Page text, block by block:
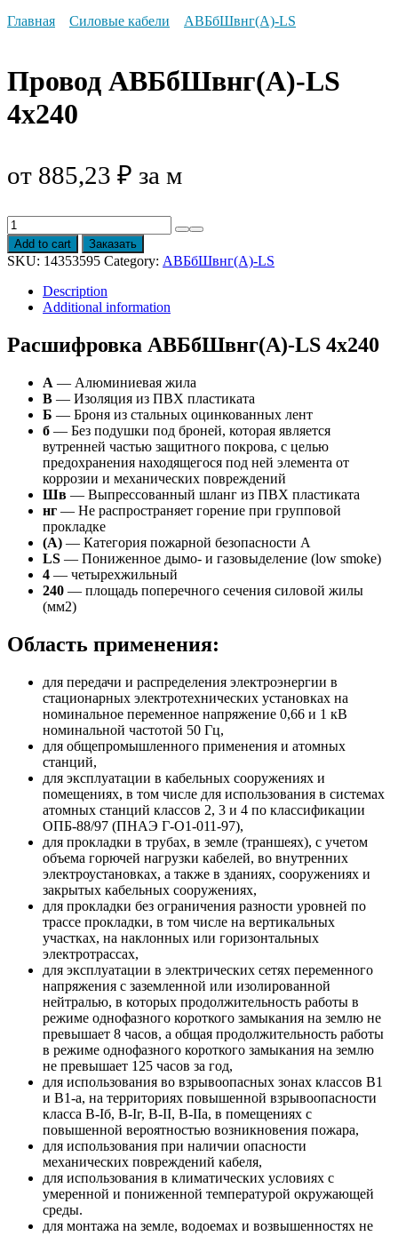
Главная
Силовые кабели АВБбШвнг(А)-LS
Провод АВБбШвнг(А)-LS
4х240
от 885,23 ₽ за м
Провод
АВБбШвнг(А)-
LS
4х240
quantity
Add to cart Заказать
SKU: 14353595 Category: АВБбШвнг(А)-LS
Description
Additional information
Расшифровка АВБбШвнг(А)-LS 4х240
А — Алюминиевая жила
В — Изоляция из ПВХ пластиката
Б — Броня из стальных оцинкованных лент
б — Без подушки под броней, которая является
вутренней частью защитного покрова, с целью
предохранения находящегося под ней элемента от
коррозии и механических повреждений
Шв — Выпрессованный шланг из ПВХ пластиката
нг — Не распространяет горение при групповой
прокладке
(А) — Категория пожарной безопасности A
LS — Пониженное дымо- и газовыделение (low smoke)
4 — четырехжильный
240 — площадь поперечного сечения силовой жилы
(мм2)
Область применения:
для передачи и распределения электроэнергии в
стационарных электротехнических установках на
номинальное переменное напряжение 0,66 и 1 кВ
номинальной частотой 50 Гц,
для общепромышленного применения и атомных
станций,
для эксплуатации в кабельных сооружениях и
помещениях, в том числе для использования в системах
атомных станций классов 2, 3 и 4 по классификации
ОПБ-88/97 (ПНАЭ Г-О1-011-97),
для прокладки в трубах, в земле (траншеях), с учетом
объема горючей нагрузки кабелей, во внутренних
электроустановках, а также в зданиях, сооружениях и
закрытых кабельных сооружениях,
для прокладки без ограничения разности уровней по
трассе прокладки, в том числе на вертикальных
участках, на наклонных или горизонтальных
электротрассах,
для эксплуатации в электрических сетях переменного
напряжения с заземленной или изолированной
нейтралью, в которых продолжительность работы в
режиме однофазного короткого замыкания на землю не
превышает 8 часов, а общая продолжительность работы
в режиме однофазного короткого замыкания на землю
не превышает 125 часов за год,
для использования во взрывоопасных зонах классов В1
и В1-а, на территориях повышенной взрывоопасности
класса B-Iб, B-Iг, В-II, В-IIа, в помещениях с
повышенной вероятностью возникновения пожара,
для использования при наличии опасности
механических повреждений кабеля,
для использования в климатических условиях с
умеренной и пониженной температурой окружающей
среды.
для монтажа на земле, водоемах и возвышенностях не